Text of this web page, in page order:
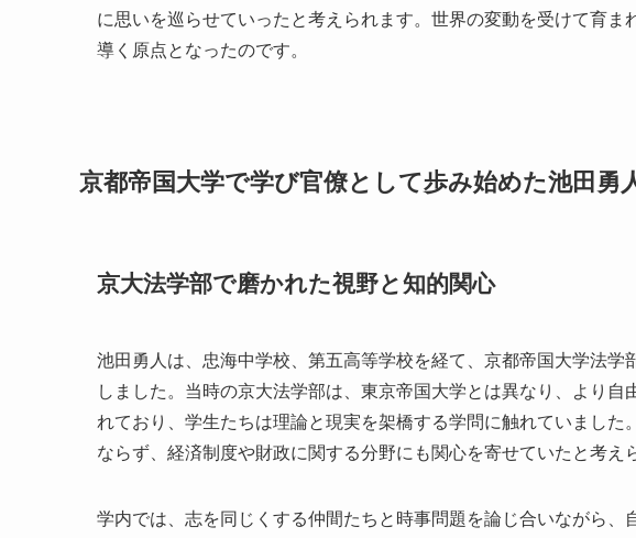
に思いを巡らせていったと考えられます。世界の変動を受けて育ま
導く原点となったのです。
京都帝国大学で学び官僚として歩み始めた池田勇
京大法学部で磨かれた視野と知的関心
池田勇人は、忠海中学校、第五高等学校を経て、京都帝国大学法
しました。当時の京大法学部は、東京帝国大学とは異なり、より
れており、学生たちは理論と現実を架橋する学問に触れていまし
ならず、経済制度や財政に関する分野にも関心を寄せていたと考え
学内では、志を同じくする仲間たちと時事問題を論じ合いながら、